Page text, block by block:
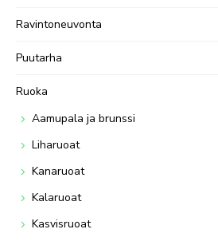
Ravintoneuvonta
Puutarha
Ruoka
Aamupala ja brunssi
Liharuoat
Kanaruoat
Kalaruoat
Kasvisruoat